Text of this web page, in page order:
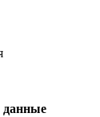
данные